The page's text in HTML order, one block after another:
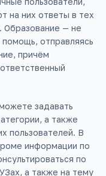
на них ответы в тех
Образование — не
отправляясь
причём
задавать
а также
пользователей. В
информации по
по
а также на тему